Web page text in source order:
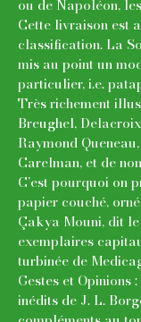
ou de Napoléon,
Cette livraison est
classification. La
mis au point un
particulier, i.e.
Très richement
Breughel,
Raymond
Carelman, et de
C’est pourquoi on
papier couché,
Çakya Mouni, dit
exemplaires
turbinée de
Gestes et
inédits de J. L.